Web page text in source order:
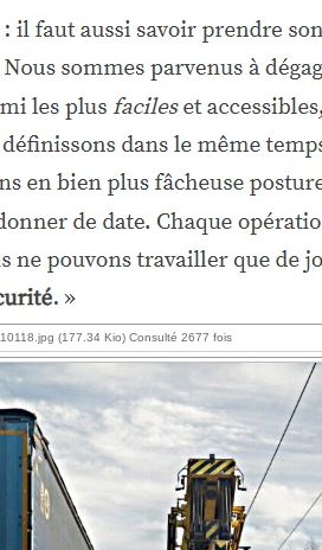
(177.34 Kio) Consulté 2677 fois